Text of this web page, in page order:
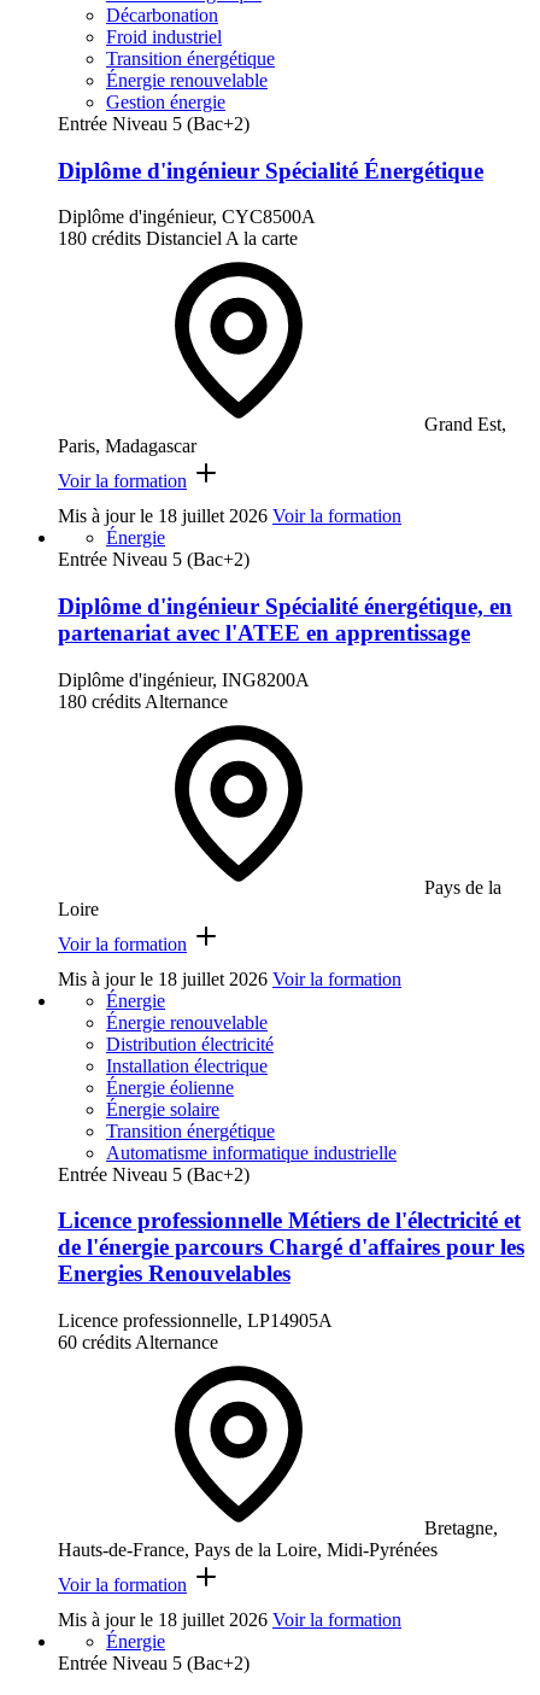
Décarbonation
Froid industriel
Transition énergétique
Énergie renouvelable
Gestion énergie
Entrée Niveau 5 (Bac+2)
Diplôme d'ingénieur Spécialité Énergétique
Diplôme d'ingénieur, CYC8500A
180 crédits Distanciel A la carte
Grand Est,
Paris, Madagascar
Voir la formation
Mis à jour le 18 juillet 2026 Voir la formation
Énergie
Entrée Niveau 5 (Bac+2)
Diplôme d'ingénieur Spécialité énergétique, en
partenariat avec l'ATEE en apprentissage
Diplôme d'ingénieur, ING8200A
180 crédits Alternance
Pays de la
Loire
Voir la formation
Mis à jour le 18 juillet 2026 Voir la formation
Énergie
Énergie renouvelable
Distribution électricité
Installation électrique
Énergie éolienne
Énergie solaire
Transition énergétique
Automatisme informatique industrielle
Entrée Niveau 5 (Bac+2)
Licence professionnelle Métiers de l'électricité et
de l'énergie parcours Chargé d'affaires pour les
Energies Renouvelables
Licence professionnelle, LP14905A
60 crédits Alternance
Bretagne,
Hauts-de-France, Pays de la Loire, Midi-Pyrénées
Voir la formation
Mis à jour le 18 juillet 2026 Voir la formation
Énergie
Entrée Niveau 5 (Bac+2)